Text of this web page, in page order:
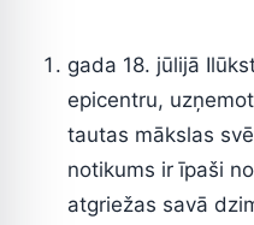
gada 18. jūlijā
epicentru,
tautas mākslas
notikums ir īpaši
atgriežas savā